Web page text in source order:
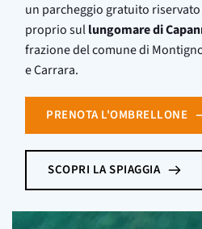
un parcheggio gratuito
proprio sullungomare di
frazione del comune di
e Carrara.
PRENOTA L'OMBRELLONE
SCOPRI LA SPIAGGIA